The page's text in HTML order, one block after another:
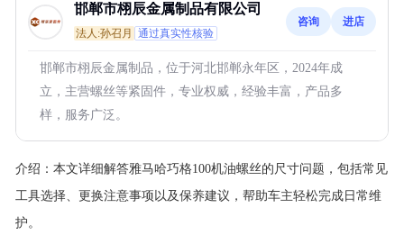
邯郸市栩辰金属制品有限公司
法人:孙召月 通过真实性核验
咨询 进店
邯郸市栩辰金属制品，位于河北邯郸永年区，2024年成
立，主营螺丝等紧固件，专业权威，经验丰富，产品多
样，服务广泛。
介绍： 本文详细解答雅马哈巧格100机油螺丝的尺寸问题，包括常见
工具选择、更换注意事项以及保养建议，帮助车主轻松完成日常维
护。